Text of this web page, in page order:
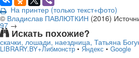
На принтер (только текст+фото)
© Владислав ПАВЛЮТКИН (2016)
97 →
Искать похожие?
скачки, лошади, наездница, Татьяна
LIBRARY.BY+Либмонстр • Яндекс • Google